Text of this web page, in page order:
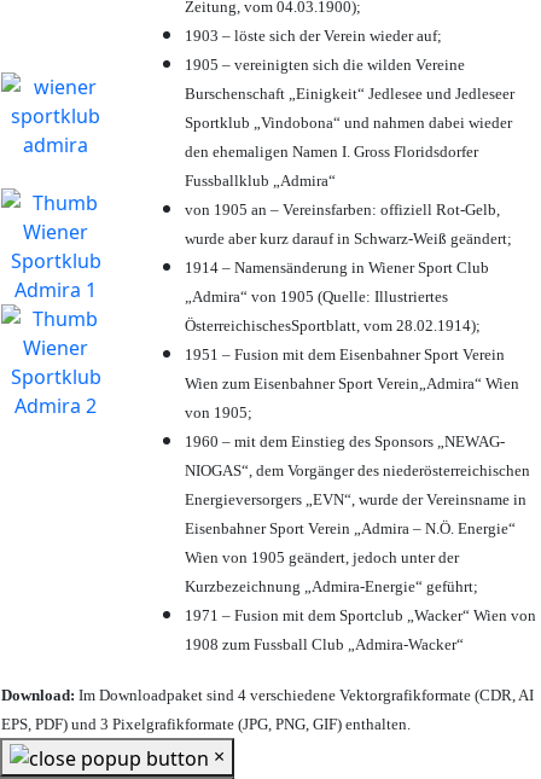
Zeitung, vom 04.03.1900);
1903 – löste sich der Verein wieder auf;
1905 – vereinigten sich die wilden Vereine
Burschenschaft „Einigkeit“ Jedlesee und Jedleseer
Sportklub „Vindobona“ und nahmen dabei wieder
den ehemaligen Namen I. Gross Floridsdorfer
Fussballklub „Admira“
von 1905 an – Vereinsfarben: offiziell Rot-Gelb,
wurde aber kurz darauf in Schwarz-Weiß geändert;
1914 – Namensänderung in Wiener Sport Club
„Admira“ von 1905 (Quelle: Illustriertes
ÖsterreichischesSportblatt, vom 28.02.1914);
1951 – Fusion mit dem Eisenbahner Sport Verein
Wien zum Eisenbahner Sport Verein„Admira“ Wien
von 1905;
1960 – mit dem Einstieg des Sponsors „NEWAG-
NIOGAS“, dem Vorgänger des niederösterreichischen
Energieversorgers „EVN“, wurde der Vereinsname in
Eisenbahner Sport Verein „Admira – N.Ö. Energie“
Wien von 1905 geändert, jedoch unter der
Kurzbezeichnung „Admira-Energie“ geführt;
1971 – Fusion mit dem Sportclub „Wacker“ Wien von
1908 zum Fussball Club „Admira-Wacker“
Download: Im Downloadpaket sind 4 verschiedene Vektorgrafikformate (CDR, AI
EPS, PDF) und 3 Pixelgrafikformate (JPG, PNG, GIF) enthalten.
×